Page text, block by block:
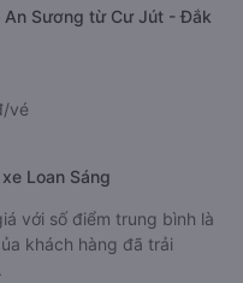
An Sương từ Cư Jút - Đắk
vé
Loan Sáng
với số điểm trung bình là
khách hàng đã trải